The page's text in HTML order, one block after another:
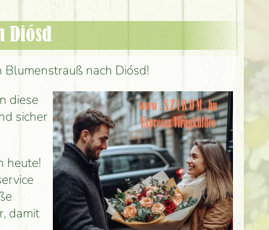
Diósd
nach Diósd!
diese
sicher
heute!
damit